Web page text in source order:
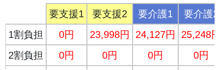
要支援1 要支援2 要介護1
要介護2
1割負担
0円 23,998円 24,127円
25,248
2割負担
0円 0円 0円
0円